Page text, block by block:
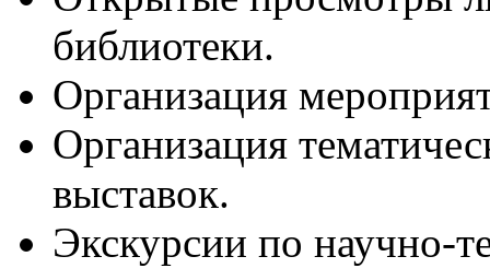
библиотеки.
Организация
Организация
выставок.
Экскурсии по научно-